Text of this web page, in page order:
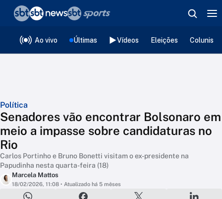
Ao vivo Últimas Vídeos Eleições
Política
Senadores vão encontrar Bolsonaro em
meio a impasse sobre candidaturas no
Rio
Carlos Portinho e Bruno Bonetti visitam o ex-presidente na
Papudinha nesta quarta-feira (18)
Marcela Mattos
18/02/2026, 11:08 • Atualizado há 5 mêses
❮voltar
Editorias